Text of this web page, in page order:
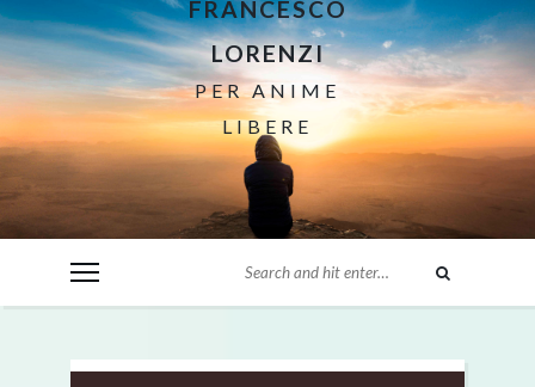
FRANCESCO
LORENZI
PER ANIME
LIBERE